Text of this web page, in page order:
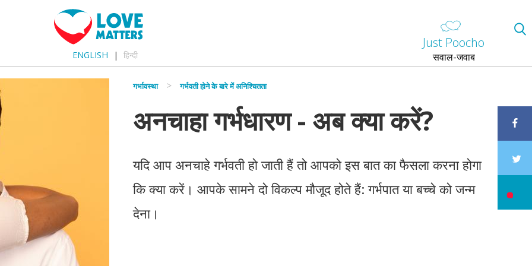
ENGLISH हिन्दी
Just Poocho
सवाल-जवाब
गर्भावस्था गर्भवती होने के बारे में अनिश्चितता
अनचाहा गर्भधारण - अब क्या करें?
यदि आप अनचाहे गर्भवती हो जाती हैं तो आपको इस बात का फैसला करना होगा
कि क्या करें। आपके सामने दो विकल्प मौजूद होते हैं: गर्भपात या बच्चे को जन्म
देना।